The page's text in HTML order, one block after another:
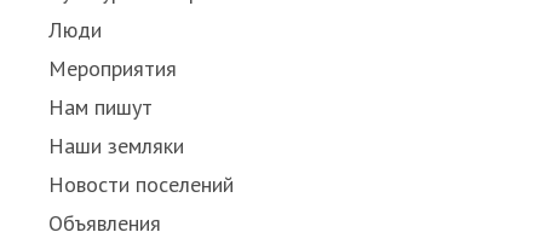
Люди
Мероприятия
Нам пишут
Наши земляки
Новости поселений
Объявления